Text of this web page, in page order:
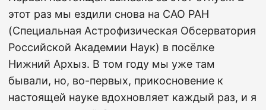
этот раз мы ездили снова на САО РАН
(Специальная Астрофизическая Обсерватория
Российской Академии Наук) в посёлке
Нижний Архыз. В том году мы уже там
бывали, но, во-первых, прикосновение к
настоящей науке вдохновляет каждый раз, и я